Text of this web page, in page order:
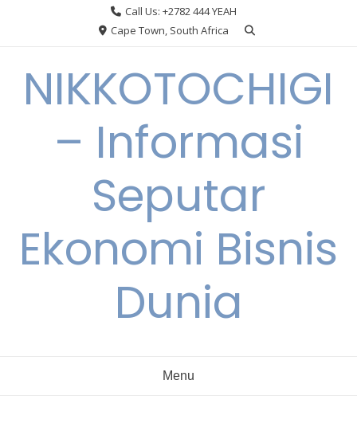
Call Us: +2782 444 YEAH
Cape Town, South Africa
NIKKOTOCHIGI
– Informasi
Seputar
Ekonomi Bisnis
Dunia
Menu